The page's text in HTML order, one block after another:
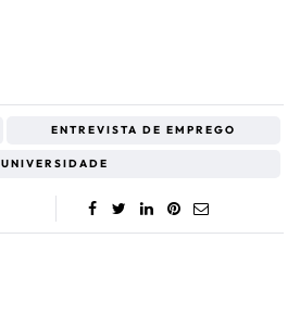
ENTREVISTA DE EMPREGO
UNIVERSIDADE